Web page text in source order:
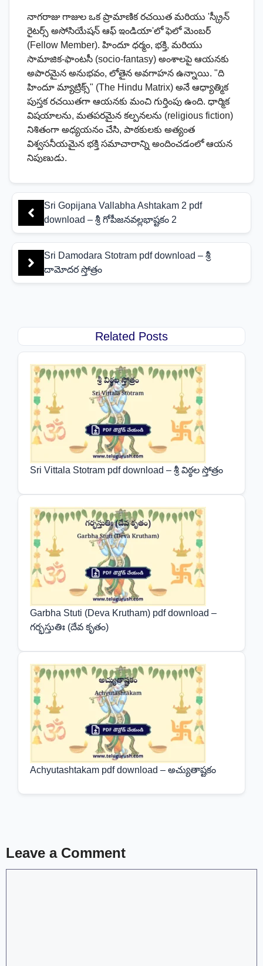
నాగరాజు గాజుల ఒక ప్రామాణిక రచయిత మరియు 'స్క్రీన్
రైటర్స్ అసోసియేషన్ ఆఫ్ ఇండియా'లో ఫెలో మెంబర్
(Fellow Member). హిందూ ధర్మం, భక్తి, మరియు
సామాజిక-ఫాంటసీ (socio-fantasy) అంశాలపై ఆయనకు
అపారమైన అనుభవం, లోతైన అవగాహన ఉన్నాయి. "ది
హిందూ మ్యాట్రిక్స్" (The Hindu Matrix) అనే ఆధ్యాత్మిక
పుస్తక రచయితగా ఆయనకు మంచి గుర్తింపు ఉంది. ధార్మిక
విషయాలను, మతపరమైన కల్పనలను (religious fiction)
నిశితంగా అధ్యయనం చేసి, పాఠకులకు అత్యంత
విశ్వసనీయమైన భక్తి సమాచారాన్ని అందించడంలో ఆయన
నిపుణుడు.
Sri Gopijana Vallabha Ashtakam 2 pdf
download – శ్రీ గోపీజనవల్లభాష్టకం 2
Sri Damodara Stotram pdf download – శ్రీ
దామోదర స్తోత్రం
Related Posts
Sri Vittala Stotram pdf download – శ్రీ విఠ్ఠల స్తోత్రం
Garbha Stuti (Deva Krutham) pdf download –
గర్భస్తుతిః (దేవ కృతం)
Achyutashtakam pdf download – అచ్యుతాష్టకం
Leave a Comment